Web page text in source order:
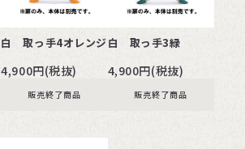
白 取っ手4オレンジ
4,900円(税抜)
販売終了商品
白 取っ手3緑
4,900円(税抜)
販売終了商品